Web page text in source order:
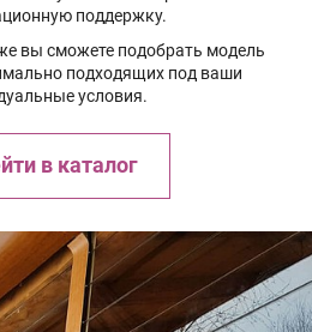
поддержку.
вы сможете подобрать модель
подходящих под ваши
условия.
в каталог